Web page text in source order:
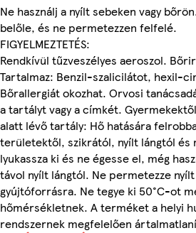
Ne használj a nyílt sebeken vagy
belőle, és ne permetezzen felfelé.
FIGYELMEZTETÉS:
Rendkívül tűzveszélyes aeroszol.
Tartalmaz: Benzil-szalicilátot, hexil-
Bőrallergiát okozhat. Orvosi
a tartályt vagy a címkét.
alatt lévő tartály: Hő hatására
területektől, szikrától, nyílt lángtól és
lyukassza ki és ne égesse el, még
távol nyílt lángtól. Ne permetezze nyílt
gyújtóforrásra. Ne tegye ki 50°C-ot
hőmérsékletnek. A terméket a helyi
rendszernek megfelelően